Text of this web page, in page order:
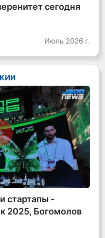
сегодня
Июль 2026 г.
КИИ
видео
стартапы -
2025, Богомолов